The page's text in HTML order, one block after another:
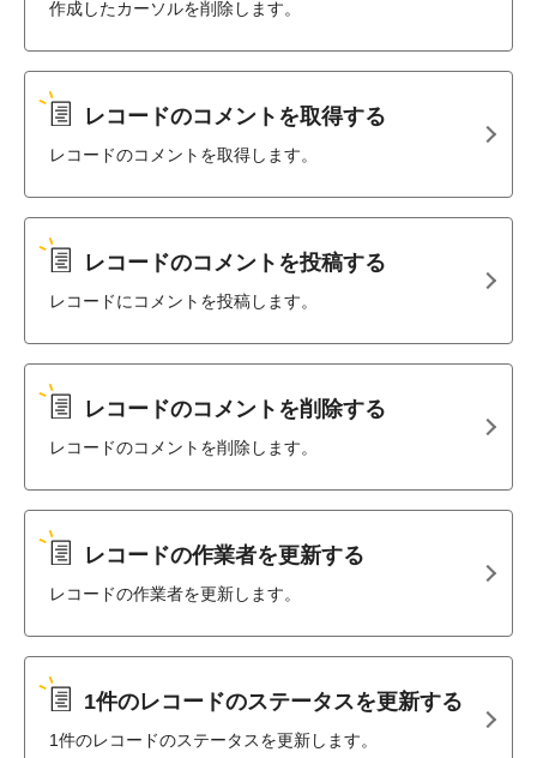
作成したカーソルを削除します。
レコードのコメントを取得する
レコードのコメントを取得します。
レコードのコメントを投稿する
レコードにコメントを投稿します。
レコードのコメントを削除する
レコードのコメントを削除します。
レコードの作業者を更新する
レコードの作業者を更新します。
1件のレコードのステータスを更新する
1件のレコードのステータスを更新します。